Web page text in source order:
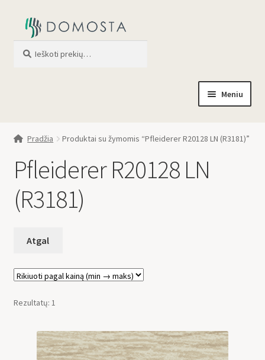
Meniu
Profilis
Pradžia Produktai su žymomis “Pfleiderer R20128 LN (R3181)”
Pfleiderer R20128 LN
(R3181)
Rezultatų: 1